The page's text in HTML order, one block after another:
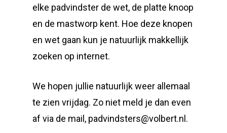
elke padvindster de wet, de platte knoop
en de mastworp kent. Hoe deze knopen
en wet gaan kun je natuurlijk makkellijk
zoeken op internet.
We hopen jullie natuurlijk weer allemaal
te zien vrijdag. Zo niet meld je dan even
af via de mail, padvindsters@volbert.nl.